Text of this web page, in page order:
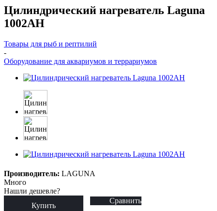
Цилиндрический нагреватель Laguna
1002AH
Товары для рыб и рептилий
-
Оборудование для аквариумов и террариумов
Производитель: LAGUNA
Много
Нашли дешевле?
Купить
Сравнить